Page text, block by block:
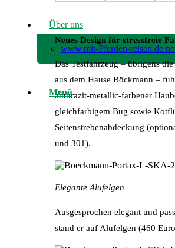
Über uns
www.mit-Pferden-reisen.de
Menü
Neues Design für stressfreie
Das Testfahrzeug – übrigens
aus dem Hause Böckmann –
anthrazit-metallic-farbener
gleichfarbigem Bug sowie
Seitenstrebenabdeckung
und 301).
Elegante Alufelgen
Ausgesprochen elegant und
stand er auf Alufelgen (460